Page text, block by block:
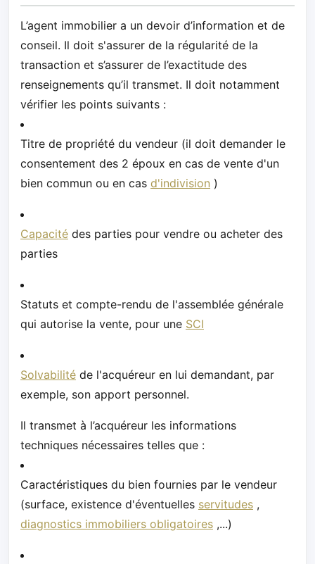
L’agent immobilier a un devoir d’information et de
conseil. Il doit s'assurer de la régularité de la
transaction et s’assurer de l’exactitude des
renseignements qu’il transmet. Il doit notamment
vérifier les points suivants :
Titre de propriété du vendeur (il doit demander le
consentement des 2 époux en cas de vente d'un
bien commun ou en cas d'indivision )
Capacité des parties pour vendre ou acheter des
parties
Statuts et compte-rendu de l'assemblée générale
qui autorise la vente, pour une SCI
Solvabilité de l'acquéreur en lui demandant, par
exemple, son apport personnel.
Il transmet à l’acquéreur les informations
techniques nécessaires telles que :
Caractéristiques du bien fournies par le vendeur
(surface, existence d'éventuelles servitudes ,
diagnostics immobiliers obligatoires ,...)